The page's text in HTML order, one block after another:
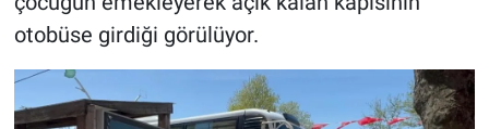
otobüse girdiği görülüyor.